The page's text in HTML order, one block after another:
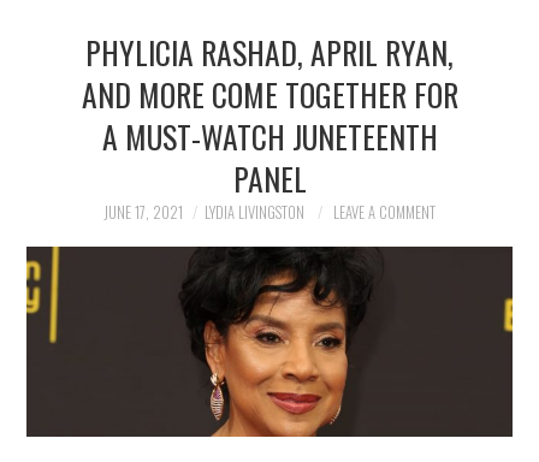
PHYLICIA RASHAD, APRIL RYAN,
AND MORE COME TOGETHER FOR
A MUST-WATCH JUNETEENTH
PANEL
JUNE 17, 2021 LYDIA LIVINGSTON LEAVE A COMMENT